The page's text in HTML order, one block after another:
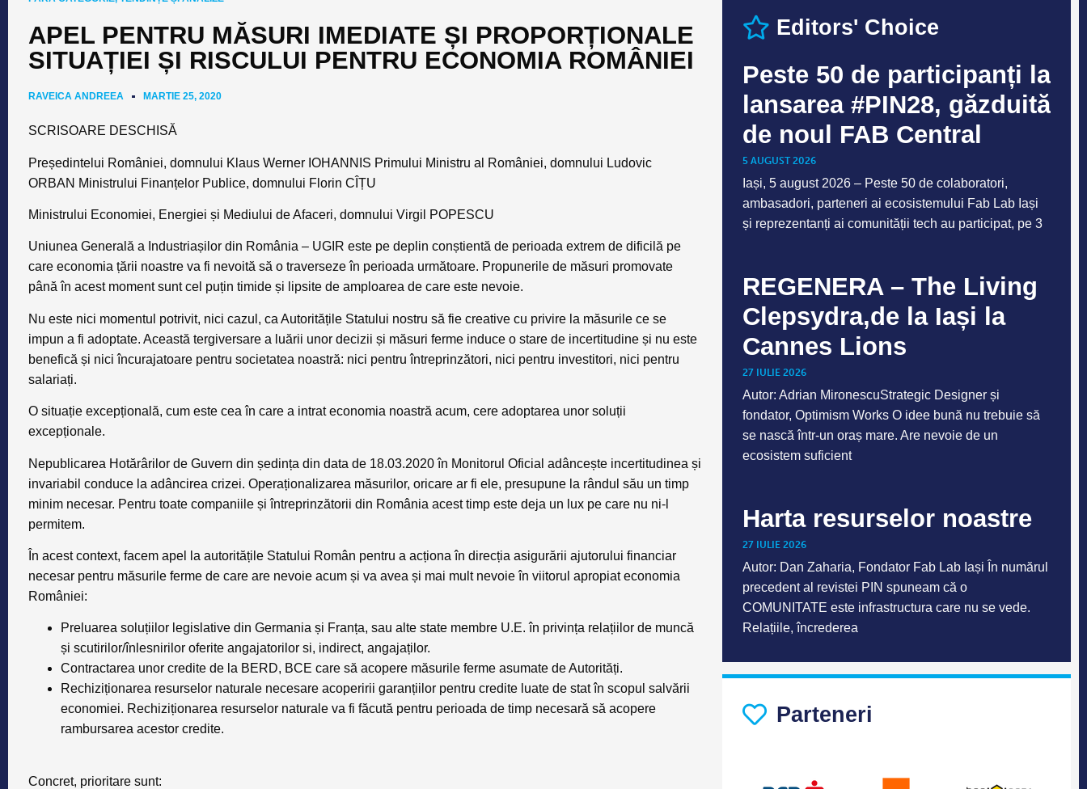
APEL PENTRU MĂSURI IMEDIATE ȘI PROPORȚIONALE
SITUAȚIEI ȘI RISCULUI PENTRU ECONOMIA ROMÂNIEI
RAVEICA ANDREEA MARTIE 25, 2020
SCRISOARE DESCHISĂ
Președintelui României, domnului Klaus Werner IOHANNIS Primului Ministru al României, domnului Ludovic
ORBAN Ministrului Finanțelor Publice, domnului Florin CÎȚU
Ministrului Economiei, Energiei și Mediului de Afaceri, domnului Virgil POPESCU
Uniunea Generală a Industriașilor din România – UGIR este pe deplin conștientă de perioada extrem de dificilă pe
care economia țării noastre va fi nevoită să o traverseze în perioada următoare. Propunerile de măsuri promovate
până în acest moment sunt cel puțin timide și lipsite de amploarea de care este nevoie.
Nu este nici momentul potrivit, nici cazul, ca Autoritățile Statului nostru să fie creative cu privire la măsurile ce se
impun a fi adoptate. Această tergiversare a luării unor decizii și măsuri ferme induce o stare de incertitudine și nu este
benefică și nici încurajatoare pentru societatea noastră: nici pentru întreprinzători, nici pentru investitori, nici pentru
salariați.
O situație excepțională, cum este cea în care a intrat economia noastră acum, cere adoptarea unor soluții
excepționale.
Nepublicarea Hotărârilor de Guvern din ședința din data de 18.03.2020 în Monitorul Oficial adâncește incertitudinea și
invariabil conduce la adâncirea crizei. Operaționalizarea măsurilor, oricare ar fi ele, presupune la rândul său un timp
minim necesar. Pentru toate companiile și întreprinzătorii din România acest timp este deja un lux pe care nu ni-l
permitem.
În acest context, facem apel la autoritățile Statului Român pentru a acționa în direcția asigurării ajutorului financiar
necesar pentru măsurile ferme de care are nevoie acum și va avea și mai mult nevoie în viitorul apropiat economia
României:
Preluarea soluțiilor legislative din Germania și Franța, sau alte state membre U.E. în privința relațiilor de muncă
și scutirilor/înlesnirilor oferite angajatorilor si, indirect, angajaților.
Contractarea unor credite de la BERD, BCE care să acopere măsurile ferme asumate de Autorități.
Rechiziționarea resurselor naturale necesare acoperirii garanțiilor pentru credite luate de stat în scopul salvării
economiei. Rechiziționarea resurselor naturale va fi făcută pentru perioada de timp necesară să acopere
rambursarea acestor credite.
Concret, prioritare sunt:
Editors' Choice
Peste 50 de participanți la
lansarea #PIN28, găzduită
de noul FAB Central
5 AUGUST 2026
Iași, 5 august 2026 – Peste 50 de colaboratori,
ambasadori, parteneri ai ecosistemului Fab Lab Iași
și reprezentanți ai comunității tech au participat, pe 3
REGENERA – The Living
Clepsydra,de la Iași la
Cannes Lions
27 IULIE 2026
Autor: Adrian MironescuStrategic Designer și
fondator, Optimism Works O idee bună nu trebuie să
se nască într-un oraș mare. Are nevoie de un
ecosistem suficient
Harta resurselor noastre
27 IULIE 2026
Autor: Dan Zaharia, Fondator Fab Lab Iași În numărul
precedent al revistei PIN spuneam că o
COMUNITATE este infrastructura care nu se vede.
Relațiile, încrederea
Parteneri